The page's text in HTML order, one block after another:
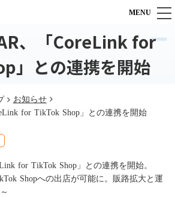
MENU
のポイント
サポート
携
ン
、「CoreLink for
」との連携を開始
お知らせ
for TikTok Shop」との連携を開始
for TikTok Shop」との連携を開始。
Shopへの出店が可能に。販路拡大と運